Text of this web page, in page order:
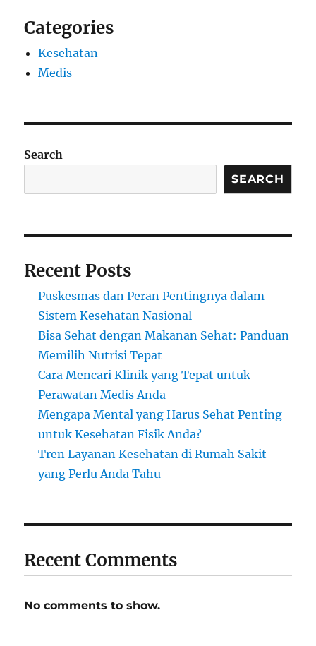
Categories
Kesehatan
Medis
Search
SEARCH
Recent Posts
Puskesmas dan Peran Pentingnya dalam
Sistem Kesehatan Nasional
Bisa Sehat dengan Makanan Sehat: Panduan
Memilih Nutrisi Tepat
Cara Mencari Klinik yang Tepat untuk
Perawatan Medis Anda
Mengapa Mental yang Harus Sehat Penting
untuk Kesehatan Fisik Anda?
Tren Layanan Kesehatan di Rumah Sakit
yang Perlu Anda Tahu
Recent Comments
No comments to show.